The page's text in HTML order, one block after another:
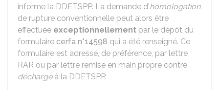
informe la DDETSPP. La demande d'homologation
de rupture conventionnelle peut alors être
effectuée exceptionnellement par le dépôt du
formulaire cerfa n°14598 qui a été renseigné. Ce
formulaire est adressé, de préférence, par lettre
RAR ou par lettre remise en main propre contre
déchargeà la DDETSPP.